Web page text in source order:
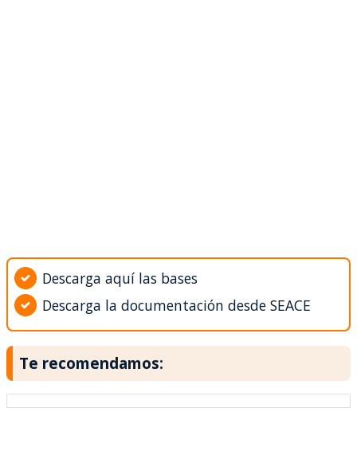
Descarga aquí las bases
Descarga la documentación desde SEACE
Te recomendamos: